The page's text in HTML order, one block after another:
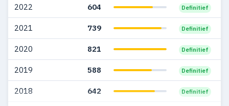
2004 856 150
2003 656 103
2002 671 57
1986 12 1
2022 604 Definitief
2021 739 Definitief
2020 821 Definitief
2019 588 Definitief
2018 642 Definitief